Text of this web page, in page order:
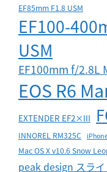
EF85mm F1.8 USM
EF100-
USM
EF100mm f/2.8L
EOS R6
EXTENDER EF2×III
INNOREL RM325C
Mac OS X v10.6 Snow
peak design スラ